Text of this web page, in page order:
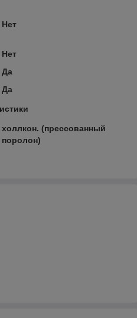
Нет
Нет
Да
Да
холлкон. (прессованный
поролон)